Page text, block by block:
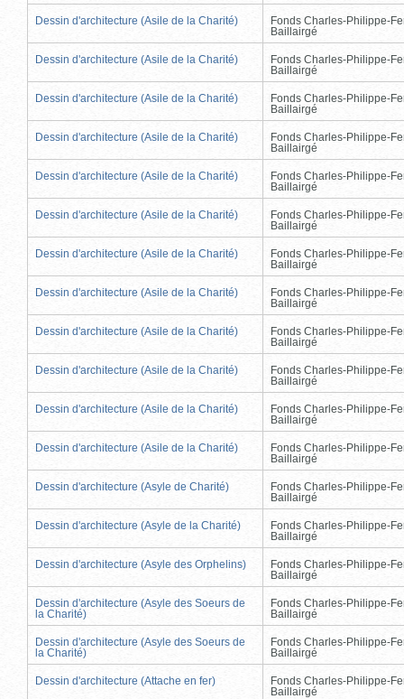
Dessin d'architecture (Asile de la Charité)
Fonds Charles-Philippe-
Baillairgé
Dessin d'architecture (Asile de la Charité)
Fonds Charles-Philippe-
Baillairgé
Dessin d'architecture (Asile de la Charité)
Fonds Charles-Philippe-
Baillairgé
Dessin d'architecture (Asile de la Charité)
Fonds Charles-Philippe-
Baillairgé
Dessin d'architecture (Asile de la Charité)
Fonds Charles-Philippe-
Baillairgé
Dessin d'architecture (Asile de la Charité)
Fonds Charles-Philippe-
Baillairgé
Dessin d'architecture (Asile de la Charité)
Fonds Charles-Philippe-
Baillairgé
Dessin d'architecture (Asile de la Charité)
Fonds Charles-Philippe-
Baillairgé
Dessin d'architecture (Asile de la Charité)
Fonds Charles-Philippe-
Baillairgé
Dessin d'architecture (Asile de la Charité)
Fonds Charles-Philippe-
Baillairgé
Dessin d'architecture (Asile de la Charité)
Fonds Charles-Philippe-
Baillairgé
Dessin d'architecture (Asile de la Charité)
Fonds Charles-Philippe-
Baillairgé
Dessin d'architecture (Asyle de Charité)
Fonds Charles-Philippe-
Baillairgé
Dessin d'architecture (Asyle de la Charité)
Fonds Charles-Philippe-
Baillairgé
Dessin d'architecture (Asyle des Orphelins)
Fonds Charles-Philippe-
Baillairgé
Dessin d'architecture (Asyle des Soeurs de
la Charité)
Fonds Charles-Philippe-
Baillairgé
Dessin d'architecture (Asyle des Soeurs de
la Charité)
Fonds Charles-Philippe-
Baillairgé
Dessin d'architecture (Attache en fer)
Fonds Charles-Philippe-
Baillairgé